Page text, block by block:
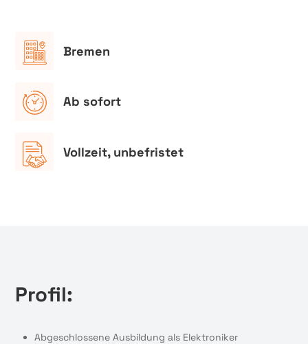
Bremen
Ab sofort
Vollzeit, unbefristet
Profil:
Abgeschlossene Ausbildung als Elektroniker